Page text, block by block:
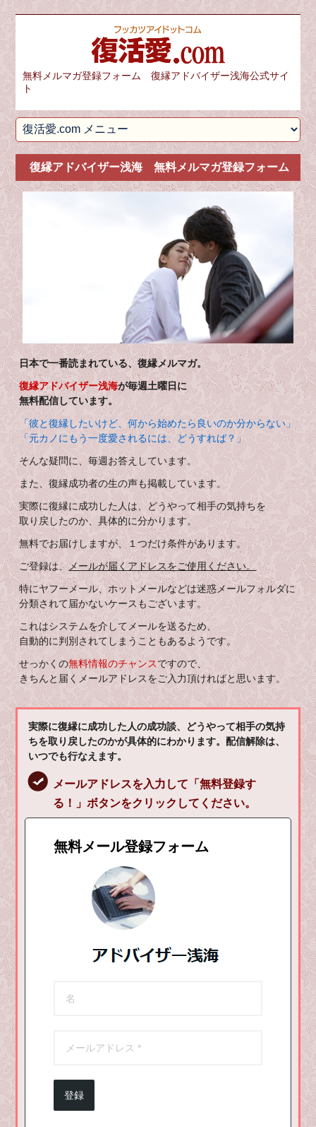
無料メルマガ登録フォーム 復縁アドバイザー浅海公式サイ
ト
復縁アドバイザー浅海 無料メルマガ登録フォーム
日本で一番読まれている、復縁メルマガ。
復縁アドバイザー浅海が毎週土曜日に
無料配信しています。
「彼と復縁したいけど、何から始めたら良いのか分からない」
「元カノにもう一度愛されるには、どうすれば？」
そんな疑問に、毎週お答えしています。
また、復縁成功者の生の声も掲載しています。
実際に復縁に成功した人は、どうやって相手の気持ちを
取り戻したのか、具体的に分かります。
無料でお届けしますが、１つだけ条件があります。
ご登録は、メールが届くアドレスをご使用ください。
特にヤフーメール、ホットメールなどは迷惑メールフォルダに
分類されて届かないケースもございます。
これはシステムを介してメールを送るため、
自動的に判別されてしまうこともあるようです。
せっかくの無料情報のチャンスですので、
きちんと届くメールアドレスをご入力頂ければと思います。
実際に復縁に成功した人の成功談、どうやって相手の気持
ちを取り戻したのかが具体的にわかります。配信解除は、
いつでも行なえます。
メールアドレスを入力して「無料登録す
る！」ボタンをクリックしてください。
無料メール登録フォーム
登録